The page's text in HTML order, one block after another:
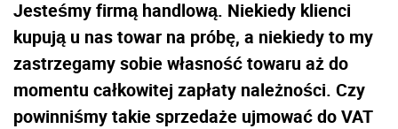
Jesteśmy firmą handlową. Niekiedy klienci
kupują u nas towar na próbę, a niekiedy to my
zastrzegamy sobie własność towaru aż do
momentu całkowitej zapłaty należności. Czy
powinniśmy takie sprzedaże ujmować do VAT